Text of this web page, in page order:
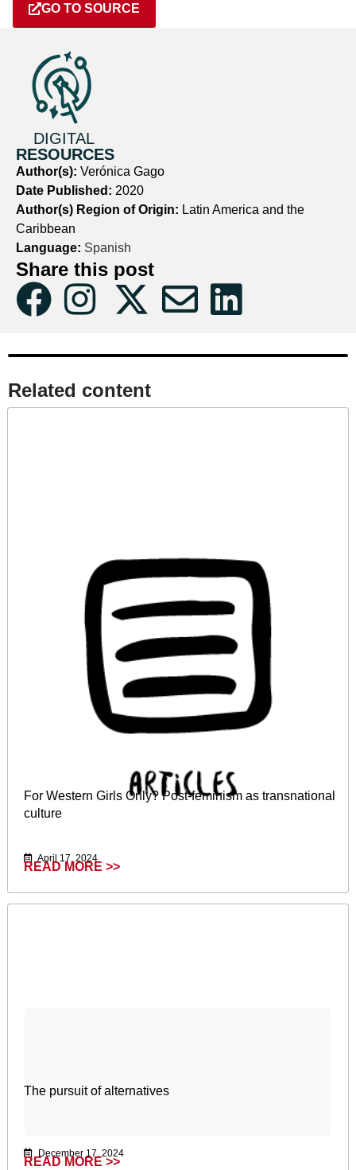
GO TO SOURCE
DIGITAL
RESOURCES
Author(s): Verónica Gago
Date Published: 2020
Author(s) Region of Origin: Latin America and the
Caribbean
Language: Spanish
Share this post
Related content​
For Western Girls Only? Post-feminism as transnational
culture
April 17, 2024
READ MORE >>
The pursuit of alternatives
December 17, 2024
READ MORE >>